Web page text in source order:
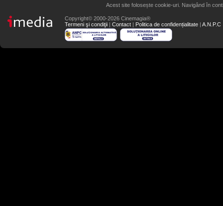
Acest site folosește cookie-uri. Navigând în
Copyright© 2000-2026 Cinemagia®
Termeni şi condiţii | Contact | Politica de confidențialitate | A.N.P.C